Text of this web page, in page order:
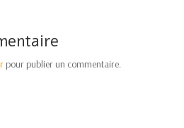
pour publier un commentaire.